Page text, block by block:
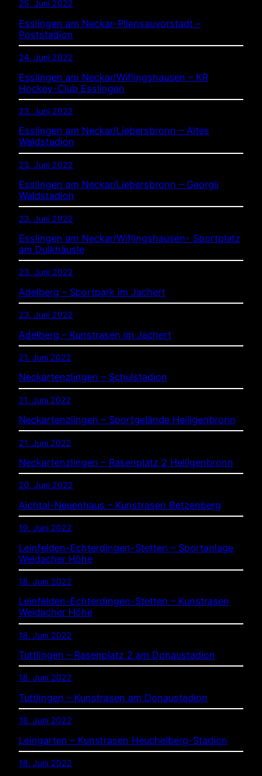
25. Juni 2022
Esslingen am Neckar-Pliensauvorstadt –
Poststadion
24. Juni 2022
Esslingen am Neckar/Wiflingshausen – KR
Hockey-Club Esslingen
23. Juni 2022
Esslingen am Neckar/Liebersbronn – Altes
Waldstadion
23. Juni 2022
Esslingen am Neckar/Liebersbronn – Georgii
Waldstadion
23. Juni 2022
Esslingen am Neckar/Wiflingshausen- Sportplatz
am Dulkhäusle
23. Juni 2022
Adelberg – Sportpark im Jachert
23. Juni 2022
Adelberg – Kunstrasen im Jachert
21. Juni 2022
Neckartenzlingen – Schulstadion
21. Juni 2022
Neckartenzlingen – Sportgelände Heiligenbronn
21. Juni 2022
Neckartenzlingen – Rasenplatz 2 Heiligenbronn
20. Juni 2022
Aichtal-Neuenhaus – Kunstrasen Betzenberg
19. Juni 2022
Leinfelden-Echterdingen-Stetten – Sportanlage
Weidacher Höhe
18. Juni 2022
Leinfelden-Echterdingen-Stetten – Kunstrasen
Weidacher Höhe
18. Juni 2022
Tuttlingen – Rasenplatz 2 am Donaustadion
18. Juni 2022
Tuttlingen – Kunstrasen am Donaustadion
18. Juni 2022
Leingarten – Kunstrasen Heuchelberg-Stadion
18. Juni 2022